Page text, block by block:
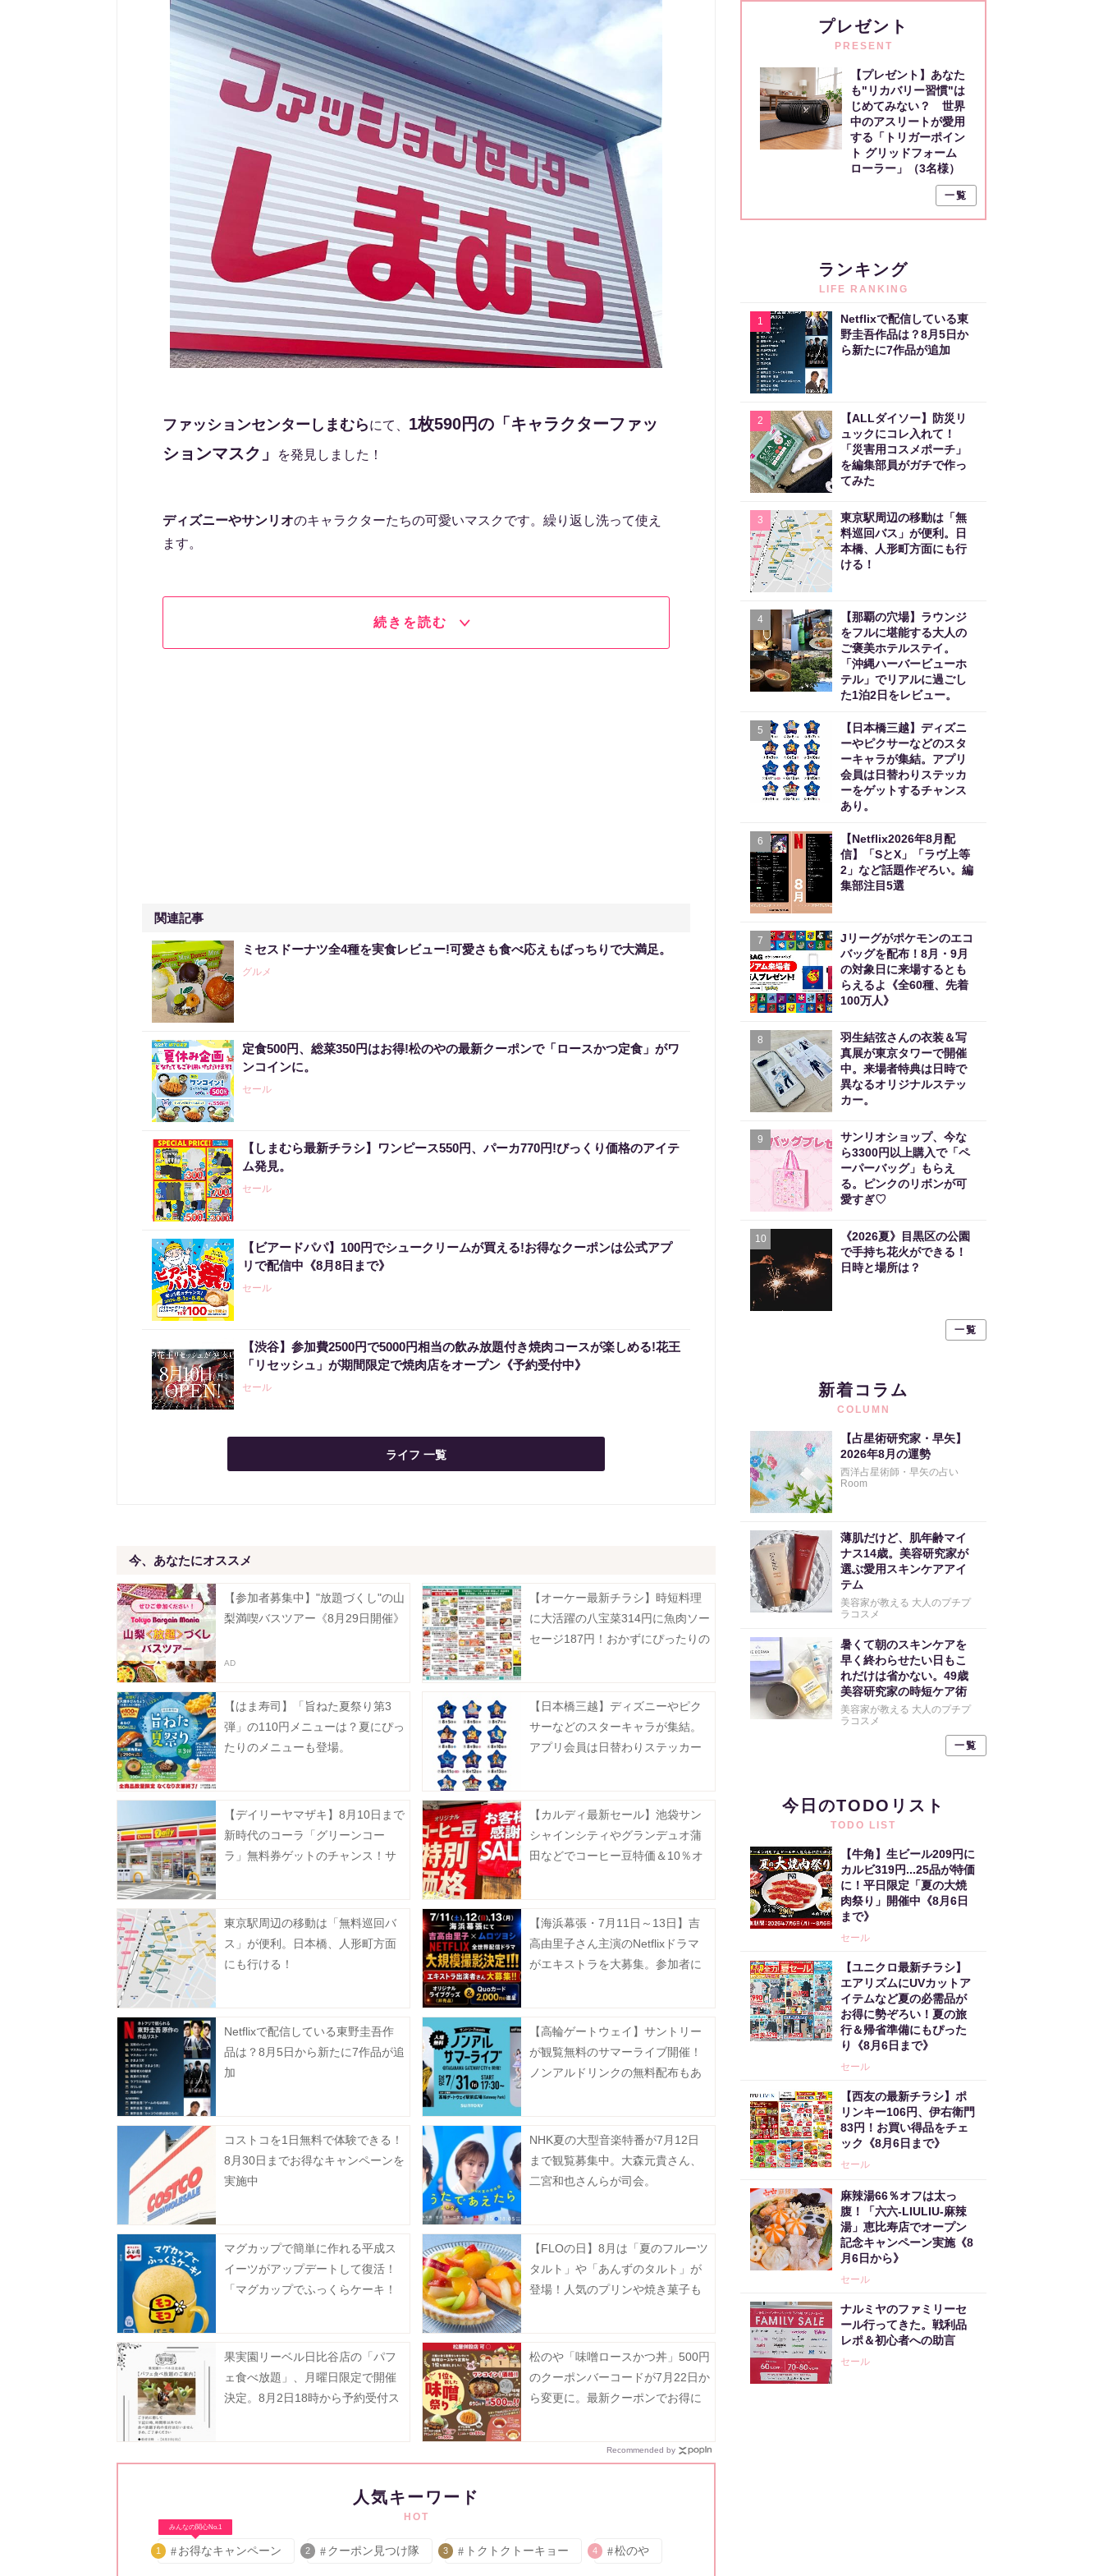
ファッションセンターしまむらにて、 1枚590円の「キャラクターファッ
ションマスク」
を発見しました！
ディズニーやサンリオのキャラクターたちの可愛いマスクです。繰り返し洗って使え
ます。
続きを読む
関連記事
ミセスドーナツ全4種を実食レビュー!可愛さも食べ応えもばっちりで大満足。
グルメ
定食500円、総菜350円はお得!松のやの最新クーポンで「ロースかつ定食」がワ
ンコインに。
セール
【しまむら最新チラシ】ワンピース550円、パーカ770円!びっくり価格のアイテ
ム発見。
セール
【ビアードパパ】100円でシュークリームが買える!お得なクーポンは公式アプ
リで配信中《8月8日まで》
セール
【渋谷】参加費2500円で5000円相当の飲み放題付き焼肉コースが楽しめる!花王
「リセッシュ」が期間限定で焼肉店をオープン《予約受付中》
セール
ライフ 一覧
今、あなたにオススメ
【参加者募集中】"放題づくし"の山
梨満喫バスツアー《8月29日開催》
【オーケー最新チラシ】時短料理
に大活躍の八宝菜314円に魚肉ソー
セージ187円！おかずにぴったりの
【はま寿司】「旨ねた夏祭り第3
弾」の110円メニューは？夏にぴっ
たりのメニューも登場。
【日本橋三越】ディズニーやピク
サーなどのスターキャラが集結。
アプリ会員は日替わりステッカー
【デイリーヤマザキ】8月10日まで
新時代のコーラ「グリーンコー
ラ」無料券ゲットのチャンス！サ
【カルディ最新セール】池袋サン
シャインシティやグランデュオ蒲
田などでコーヒー豆特価＆10％オ
東京駅周辺の移動は「無料巡回バ
ス」が便利。日本橋、人形町方面
にも行ける！
【海浜幕張・7月11日～13日】吉
高由里子さん主演のNetflixドラマ
がエキストラを大募集。参加者に
Netflixで配信している東野圭吾作
品は？8月5日から新たに7作品が追
加
【高輪ゲートウェイ】サントリー
が観覧無料のサマーライブ開催！
ノンアルドリンクの無料配布もあ
コストコを1日無料で体験できる！
8月30日までお得なキャンペーンを
実施中
NHK夏の大型音楽特番が7月12日
まで観覧募集中。大森元貴さん、
二宮和也さんらが司会。
マグカップで簡単に作れる平成ス
イーツがアップデートして復活！
「マグカップでふっくらケーキ！
【FLOの日】8月は「夏のフルーツ
タルト」や「あんずのタルト」が
登場！人気のプリンや焼き菓子も
果実園リーベル日比谷店の「パフ
ェ食べ放題」、月曜日限定で開催
決定。8月2日18時から予約受付ス
松のや「味噌ロースかつ丼」500円
のクーポンバーコードが7月22日か
ら変更に。最新クーポンでお得に
Recommended by
人気キーワード
HOT
みんなの関心No.1
1 お得なキャンペーン 2 クーポン見つけ隊 3 トクトクトーキョー 4 松のや
プレゼント
PRESENT
【プレゼント】あなた
も"リカバリー習慣"は
じめてみない？ 世界
中のアスリートが愛用
する「トリガーポイン
ト グリッドフォーム
ローラー」（3名様）
一覧
ランキング
LIFE RANKING
1
Netflixで配信している東
野圭吾作品は？8月5日か
ら新たに7作品が追加
2
【ALLダイソー】防災リ
ュックにコレ入れて！
「災害用コスメポーチ」
を編集部員がガチで作っ
てみた
3
東京駅周辺の移動は「無
料巡回バス」が便利。日
本橋、人形町方面にも行
ける！
4
【那覇の穴場】ラウンジ
をフルに堪能する大人の
ご褒美ホテルステイ。
「沖縄ハーバービューホ
テル」でリアルに過ごし
た1泊2日をレビュー。
5
【日本橋三越】ディズニ
ーやピクサーなどのスタ
ーキャラが集結。アプリ
会員は日替わりステッカ
ーをゲットするチャンス
あり。
6
【Netflix2026年8月配
信】「SとX」「ラヴ上等
2」など話題作ぞろい。編
集部注目5選
7
Jリーグがポケモンのエコ
バッグを配布！8月・9月
の対象日に来場するとも
らえるよ《全60種、先着
100万人》
8
羽生結弦さんの衣装＆写
真展が東京タワーで開催
中。来場者特典は日時で
異なるオリジナルステッ
カー。
9
サンリオショップ、今な
ら3300円以上購入で「ペ
ーパーバッグ」もらえ
る。ピンクのリボンが可
愛すぎ♡
10
《2026夏》目黒区の公園
で手持ち花火ができる！
日時と場所は？
一覧
新着コラム
COLUMN
【占星術研究家・早矢】
2026年8月の運勢
西洋占星術師・早矢の占い
Room
薄肌だけど、肌年齢マイ
ナス14歳。美容研究家が
選ぶ愛用スキンケアアイ
テム
美容家が教える 大人のプチプ
ラコスメ
暑くて朝のスキンケアを
早く終わらせたい日もこ
れだけは省かない。49歳
美容研究家の時短ケア術
美容家が教える 大人のプチプ
ラコスメ
一覧
今日のTODOリスト
TODO LIST
【牛角】生ビール209円に
カルビ319円...25品が特価
に！平日限定「夏の大焼
肉祭り」開催中《8月6日
まで》
セール
【ユニクロ最新チラシ】
エアリズムにUVカットア
イテムなど夏の必需品が
お得に勢ぞろい！夏の旅
行＆帰省準備にもぴった
り《8月6日まで》
セール
【西友の最新チラシ】ポ
リンキー106円、伊右衛門
83円！お買い得品をチェ
ック《8月6日まで》
セール
麻辣湯66％オフは太っ
腹！「六六-LIULIU-麻辣
湯」恵比寿店でオープン
記念キャンペーン実施《8
月6日から》
セール
ナルミヤのファミリーセ
ール行ってきた。戦利品
レポ＆初心者への助言
セール